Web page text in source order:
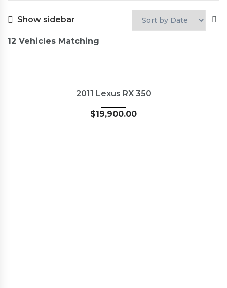
Show sidebar
12 Vehicles Matching
2011 Lexus RX 350
$19,900.00